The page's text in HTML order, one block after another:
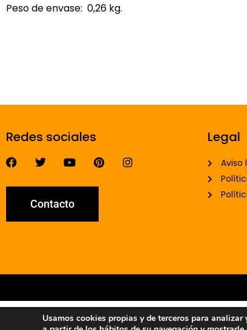
Peso de envase: 0,26 kg.
Redes sociales
Contacto
Legal
Aviso
Usamos cookies propias y de terceros para